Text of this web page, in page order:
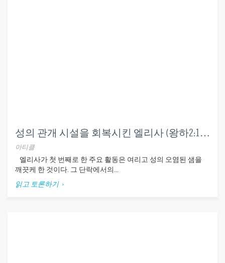
성의 관개 시설을 회복시킨 엘리사 (왕하2:19-22)
아티클
엘리사가 첫 번째로 한 주요 활동은 여리고 성의 오염된 샘을
깨끗케 한 것이다. 그 단락에서의...
읽고 토론하기